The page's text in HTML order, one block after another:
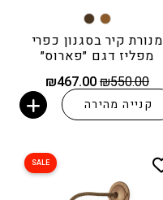
מנורת קיר בסגנון כפרי
מפליז דגם ״פארוס״
₪550.00 המחיר
המקורי
היה:
₪550.00.
₪467.00
הנוכחי
הוא: קנייה מהירה
SALE